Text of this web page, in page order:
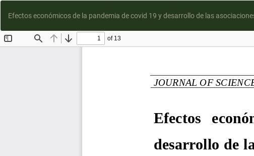
Efectos económicos de la pandemia de covid 19 y desarrollo de las